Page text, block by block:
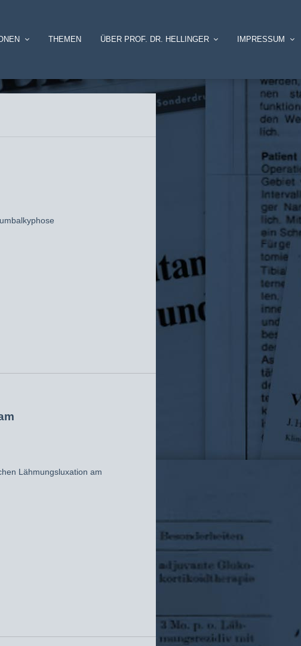
THEMEN ÜBER PROF. DR. HELLINGER IMPRESSUM
Lähmungsluxation am